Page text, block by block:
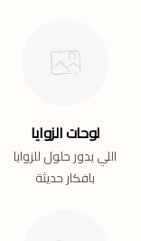
لوحات الزوايا
اللي يدور حلول للزوايا
بافكار حديثة